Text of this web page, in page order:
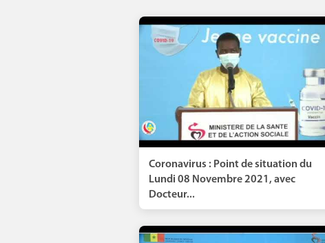
Coronavirus : Point de situation du
Lundi 08 Novembre 2021, avec
Docteur...